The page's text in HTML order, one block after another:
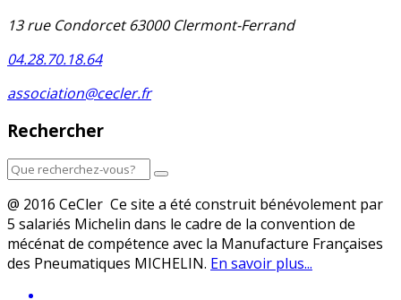
13 rue Condorcet 63000 Clermont-Ferrand
04.28.70.18.64
association@cecler.fr
Rechercher
@ 2016 CeCler Ce site a été construit bénévolement par
5 salariés Michelin dans le cadre de la convention de
mécénat de compétence avec la Manufacture Françaises
des Pneumatiques MICHELIN. En savoir plus...